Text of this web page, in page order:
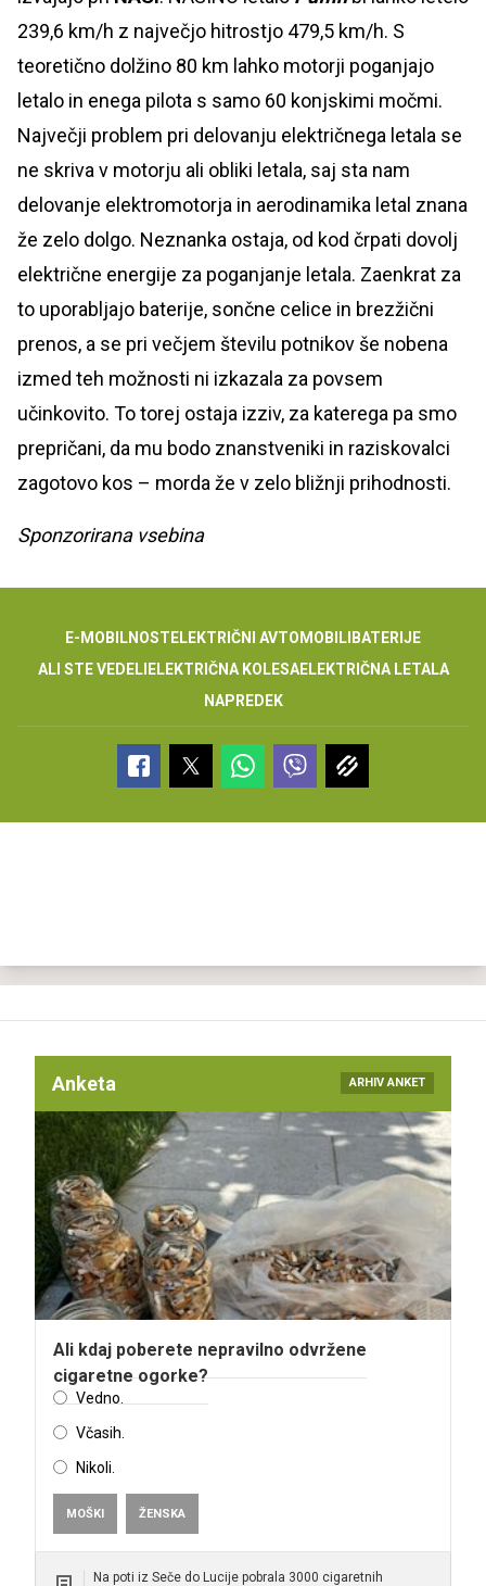
239,6 km/h z največjo hitrostjo 479,5 km/h. S
teoretično dolžino 80 km lahko motorji poganjajo
letalo in enega pilota s samo 60 konjskimi močmi.
Največji problem pri delovanju električnega letala se
ne skriva v motorju ali obliki letala, saj sta nam
delovanje elektromotorja in aerodinamika letal znana
že zelo dolgo. Neznanka ostaja, od kod črpati dovolj
električne energije za poganjanje letala. Zaenkrat za
to uporabljajo baterije, sončne celice in brezžični
prenos, a se pri večjem številu potnikov še nobena
izmed teh možnosti ni izkazala za povsem
učinkovito. To torej ostaja izziv, za katerega pa smo
prepričani, da mu bodo znanstveniki in raziskovalci
zagotovo kos – morda že v zelo bližnji prihodnosti.
Sponzorirana vsebina
E-MOBILNOST ELEKTRIČNI AVTOMOBILI BATERIJE
ALI STE VEDELI ELEKTRIČNA KOLESAELEKTRIČNA LETALA
NAPREDEK
Anketa ARHIV ANKET
Ali kdaj poberete nepravilno odvržene
cigaretne ogorke?
Vedno.
Včasih.
Nikoli.
MOŠKI ŽENSKA
Na poti iz Seče do Lucije pobrala 3000 cigaretnih